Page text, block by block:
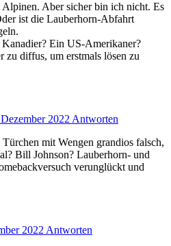
Alpinen. Aber sicher bin ich nicht. Es
ist die Lauberhorn-Abfahrt
Kanadier? Ein US-Amerikaner?
zu diffus, um erstmals lösen zu
2022 Antworten
mit Wengen grandios falsch,
Bill Johnson? Lauberhorn- und
verunglückt und
2022 Antworten